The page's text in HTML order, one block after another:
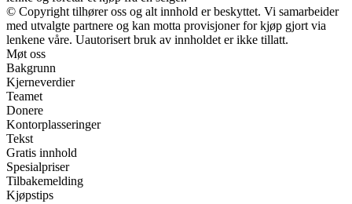
© Copyright tilhører oss og alt innhold er beskyttet. Vi samarbeider
med utvalgte partnere og kan motta provisjoner for kjøp gjort via
lenkene våre. Uautorisert bruk av innholdet er ikke tillatt.
Møt oss
Bakgrunn
Kjerneverdier
Teamet
Donere
Kontorplasseringer
Tekst
Gratis innhold
Spesialpriser
Tilbakemelding
Kjøpstips